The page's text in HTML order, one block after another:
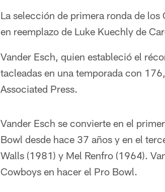
La selección de primera ronda de
en reemplazo de Luke Kuechly de
Vander Esch, quien estableció el
tacleadas en una temporada con
Associated Press.
Vander Esch se convierte en el
Bowl desde hace 37 años y en el
Walls (1981) y Mel Renfro (1964).
Cowboys en hacer el Pro Bowl.